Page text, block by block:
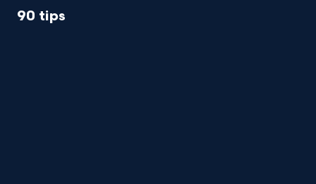
90 tips